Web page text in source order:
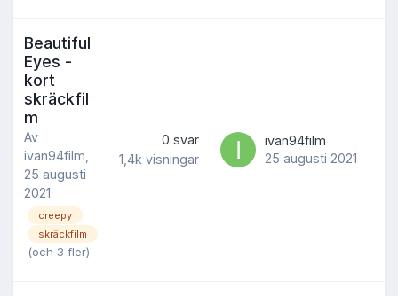
Beautiful
Eyes -
kort
skräckfil
m
Av
ivan94film,
25 augusti
2021
creepy
skräckfilm
(och 3 fler)
0 svar
1,4k visningar
ivan94film
25 augusti 2021